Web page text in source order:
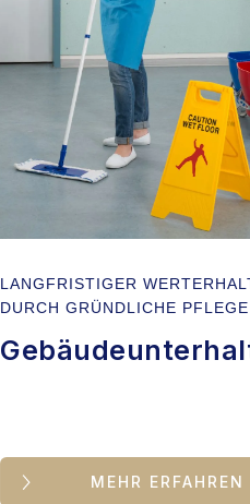
LANGFRISTIGER
DURCH GRÜNDLICHE PFLEGE
MEHR ERFAHREN